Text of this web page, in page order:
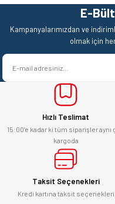
Ürün resmi kalitesiz, bozuk
Ürün açıklamasında eksik
Ürün bilgilerinde hatalar
Ürün fiyatı diğer sitelerden daha
Bu ürüne benzer farklı
Teşekkürler.
Mehmet Kendi | 18/06/2026
satışı ve alış veriş deneyimi gayet
başarılı. hayırlı işler. teşekkürler.
yücel çağatay uzun | 12/06/2026
Kesinlikle orjinal ürün, güvenerek
alabilirsiniz.
E... Ü... | 10/06/2026
Bosch marka alet alacaksam
adresim Ulupınar.com.tr
E-
Kampanyalarımızdan ve
olmak için
Hızlı Teslimat
15:00’e kadar ki tüm siparişler aynı
kargoda
Taksit Seçenekleri
Kredi kartına taksit seçenekleri